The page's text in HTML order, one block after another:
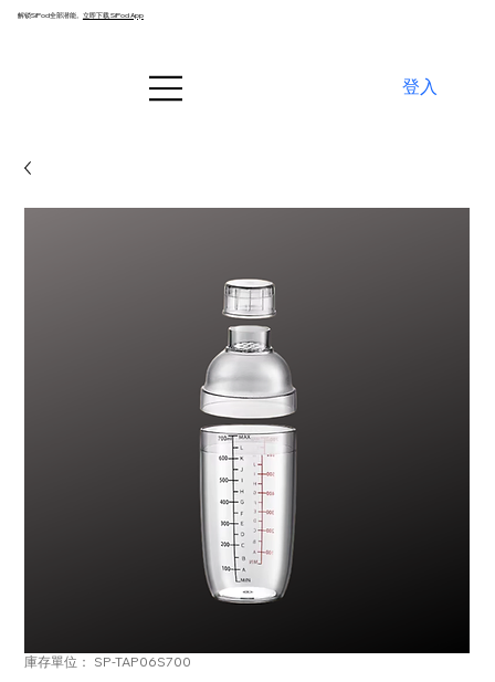
解锁SiPod全部潜能。 立即下载 SiPod App
登入
庫存單位： SP-TAP06S700